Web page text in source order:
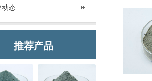
动态
推荐产品